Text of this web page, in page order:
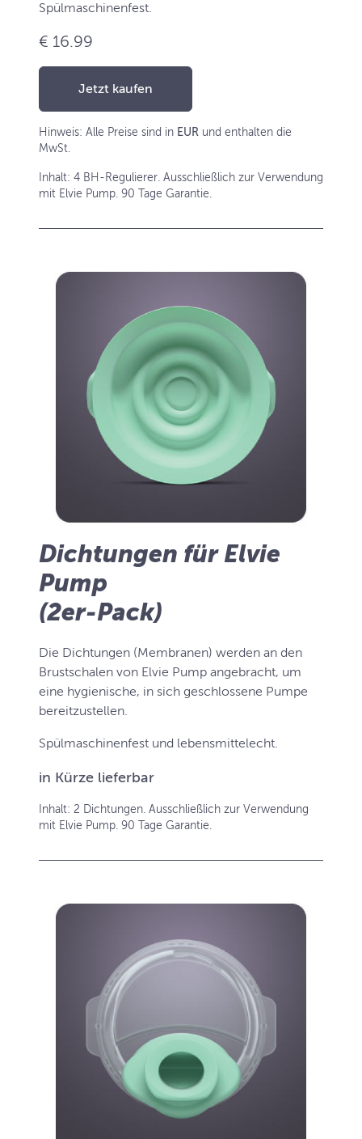
Spülmaschinenfest.
€ 16.99
Jetzt kaufen
Hinweis: Alle Preise sind in EUR und enthalten die
MwSt.
Inhalt: 4 BH-Regulierer. Ausschließlich zur Verwendung
mit Elvie Pump. 90 Tage Garantie.
Dichtungen für Elvie
Pump
(2er-Pack)
Die Dichtungen (Membranen) werden an den
Brustschalen von Elvie Pump angebracht, um
eine hygienische, in sich geschlossene Pumpe
bereitzustellen.
Spülmaschinenfest und lebensmittelecht.
in Kürze lieferbar
Inhalt: 2 Dichtungen. Ausschließlich zur Verwendung
mit Elvie Pump. 90 Tage Garantie.